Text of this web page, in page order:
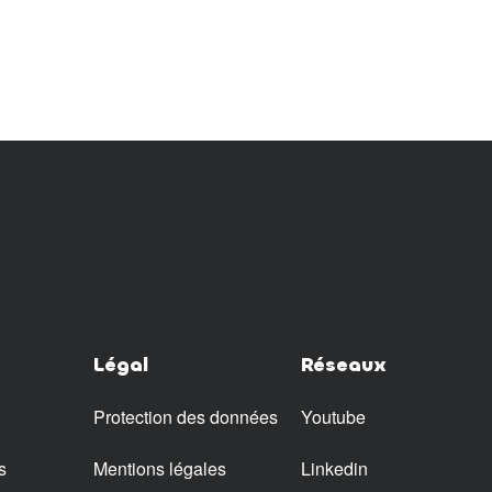
Légal
Protection des données
Mentions légales
Réseaux
Youtube
Linkedin